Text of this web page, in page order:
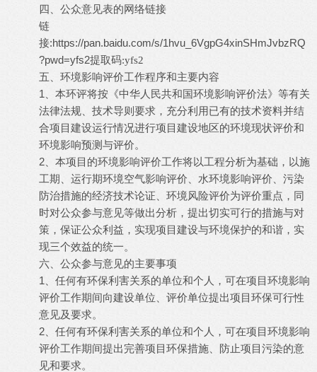
四、公众意见表的网络链接
链
接:https://pan.baidu.com/s/1hvu_6VgpG4xinSHmJvbzRQ
?pwd=yfs2提取码:yfs2
五、环境影响评价工作程序和主要内容
1
、本环评将按《中华人民共和国环境影响评价法》等有关
法律法规、技术导则要求，充分利用已有的技术资料并结
合项目建设运行情况进行项目建设地区的环境现状评价和
环境影响预测与评价。
2 、本项目的环境影响评价工作将以工程分析为基础，以施
工期、运行期环境空气影响评价、水环境影响评价、污染
防治措施的经济技术论证、环境风险评价为评价重点，同
时对公众参与意见等做出分析，提出切实可行的措施与对
策，保证公众利益，实现项目建设与环境保护的和谐，实
现三个效益的统一。
六、公众参与意见的主要事项
1 、任何有环保利害关系的单位和个人，可在项目环境影响
评价工作期间向建设单位、评价单位提出项目环保可行性
意见及要求。
2 、任何有环保利害关系的单位和个人，可在项目环境影响
评价工作期间提出完善项目环保措施、防止项目污染的意
见和要求。